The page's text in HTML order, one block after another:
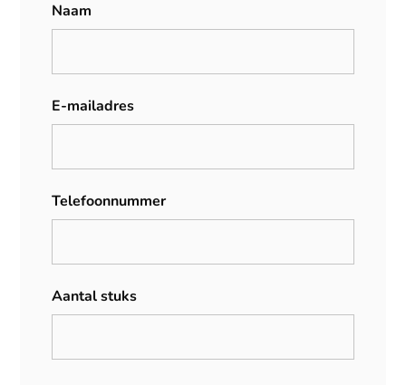
Naam
E-mailadres
Telefoonnummer
Aantal stuks